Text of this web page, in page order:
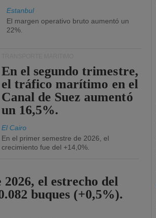
Estanbul
El margen operativo bruto aumentó un
22%.
En el segundo trimestre,
el tráfico marítimo en el
Canal de Suez aumentó
un 16,5%.
El Cairo
En el primer semestre de 2026, el
crecimiento fue del +14,0%.
el estrecho del
buques (+0,5%).